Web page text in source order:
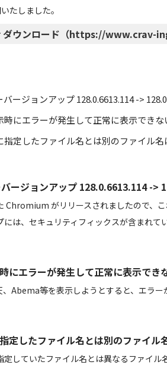
たしました。
ウンロード（https://www.crav-
ージョンアップ 128.0.6613.114 ->
時にエラーが発生して正常に表示でき
指定したファイル名とは別のファイル
ージョンアップ 128.0.6613.114 ->
Chromium がリリースされましたので、
には、セキュリティフィックスが含まれて
にエラーが発生して正常に表示でき
、Abema等を表示しようとすると、エラ
定したファイル名とは別のファイル
定していたファイル名とは異なるファイル